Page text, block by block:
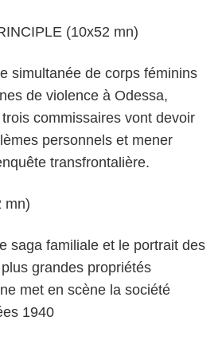
(10x52 mn)
simultanée de corps féminins
de violence à Odessa,
commissaires vont devoir
personnels et mener
transfrontalière.
mn)
saga familiale et le portrait des
grandes propriétés
met en scène la société
1940